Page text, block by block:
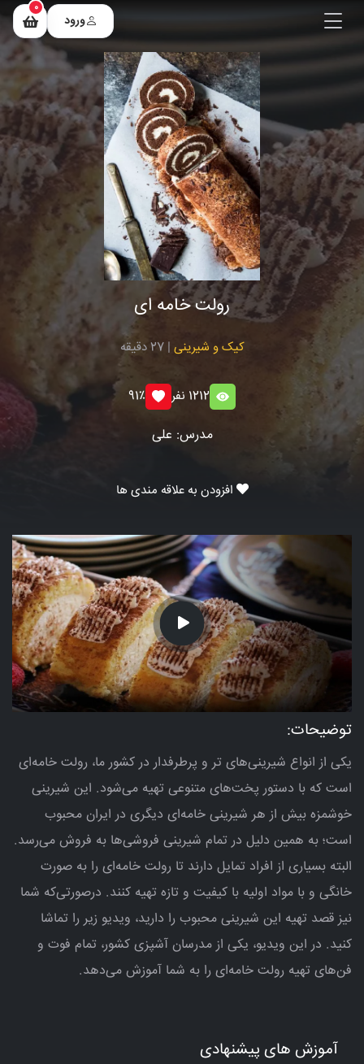
ورود
0
رولت خامه ای
کیک و شیرینی | 27 دقیقه
1212 نفر 91٪
مدرس: علی
افزودن به علاقه مندی ها
توضیحات:
یکی از انواع شیرینی‌های تر و پرطرفدار در کشور ما، رولت خامه‌ای
است که با دستور پخت‌های متنوعی تهیه می‌شود. این شیرینی
خوشمزه بیش از هر شیرینی خامه‌ای دیگری در ایران محبوب
است؛ به همین دلیل در تمام شیرینی‌ فروشی‌ها به فروش می‌رسد.
البته بسیاری از افراد تمایل دارند تا رولت خامه‌ای را به صورت
خانگی و با مواد اولیه با کیفیت و تازه تهیه کنند. درصورتی‌که شما
نیز قصد تهیه این شیرینی محبوب را دارید، ویدیو زیر را تماشا
کنید. در این ویدیو، یکی از مدرسان آشپزی کشور، تمام فوت و
فن‌های تهیه رولت خامه‌ای را به شما آموزش می‌دهد.
آموزش های پیشنهادی